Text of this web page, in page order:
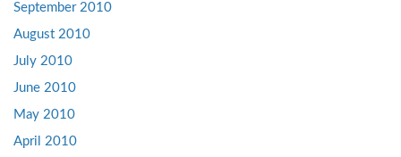
September 2010
August 2010
July 2010
June 2010
May 2010
April 2010